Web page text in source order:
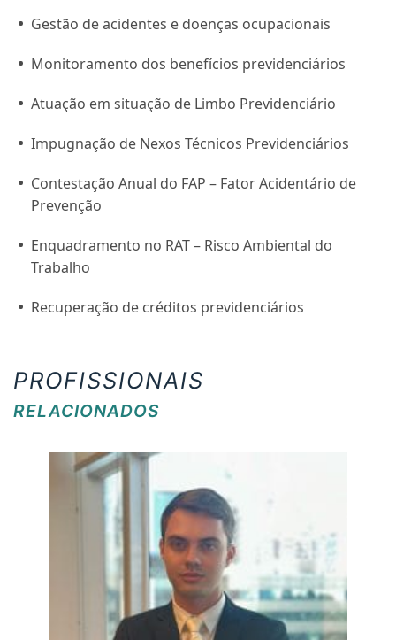
Gestão de acidentes e doenças ocupacionais
Monitoramento dos benefícios previdenciários
Atuação em situação de Limbo Previdenciário
Impugnação de Nexos Técnicos Previdenciários
Contestação Anual do FAP – Fator Acidentário de
Prevenção
Enquadramento no RAT – Risco Ambiental do
Trabalho
Recuperação de créditos previdenciários
PROFISSIONAIS
RELACIONADOS